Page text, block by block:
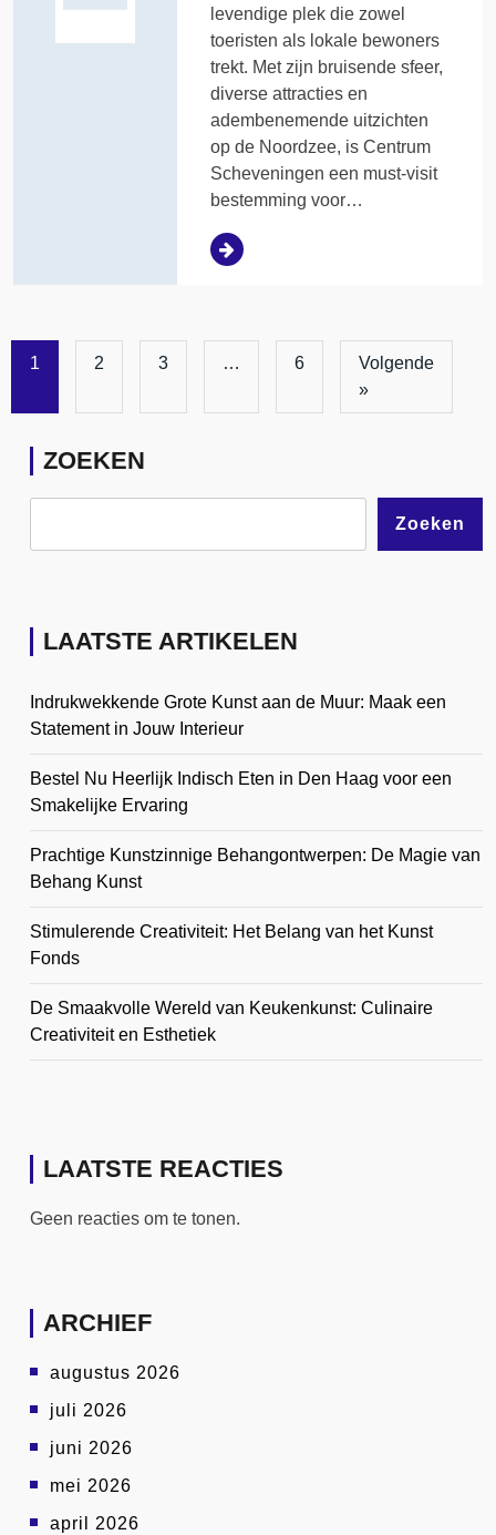
levendige plek die zowel
toeristen als lokale bewoners
trekt. Met zijn bruisende sfeer,
diverse attracties en
adembenemende uitzichten
op de Noordzee, is Centrum
Scheveningen een must-visit
bestemming voor…
1 2 3 … 6
Volgende
»
ZOEKEN
Zoeken
LAATSTE ARTIKELEN
Indrukwekkende Grote Kunst aan de Muur: Maak een
Statement in Jouw Interieur
Bestel Nu Heerlijk Indisch Eten in Den Haag voor een
Smakelijke Ervaring
Prachtige Kunstzinnige Behangontwerpen: De Magie van
Behang Kunst
Stimulerende Creativiteit: Het Belang van het Kunst
Fonds
De Smaakvolle Wereld van Keukenkunst: Culinaire
Creativiteit en Esthetiek
LAATSTE REACTIES
Geen reacties om te tonen.
ARCHIEF
augustus 2026
juli 2026
juni 2026
mei 2026
april 2026